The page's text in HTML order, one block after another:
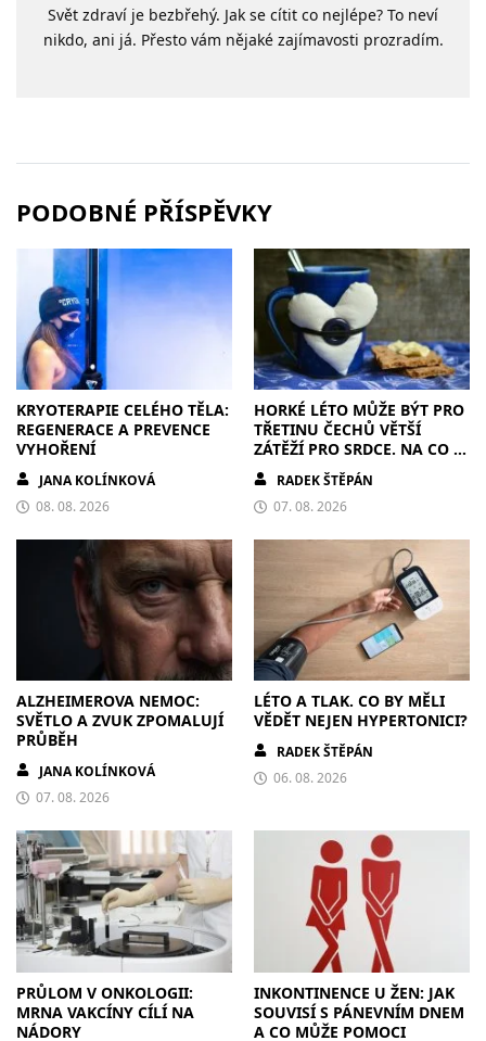
Svět zdraví je bezbřehý. Jak se cítit co nejlépe? To neví
nikdo, ani já. Přesto vám nějaké zajímavosti prozradím.
PODOBNÉ PŘÍSPĚVKY
KRYOTERAPIE CELÉHO TĚLA:
REGENERACE A PREVENCE
VYHOŘENÍ
JANA KOLÍNKOVÁ
08. 08. 2026
HORKÉ LÉTO MŮŽE BÝT PRO
TŘETINU ČECHŮ VĚTŠÍ
ZÁTĚŽÍ PRO SRDCE. NA CO SI
DÁT POZOR?
RADEK ŠTĚPÁN
07. 08. 2026
ALZHEIMEROVA NEMOC:
SVĚTLO A ZVUK ZPOMALUJÍ
PRŮBĚH
JANA KOLÍNKOVÁ
07. 08. 2026
LÉTO A TLAK. CO BY MĚLI
VĚDĚT NEJEN HYPERTONICI?
RADEK ŠTĚPÁN
06. 08. 2026
PRŮLOM V ONKOLOGII:
MRNA VAKCÍNY CÍLÍ NA
NÁDORY
INKONTINENCE U ŽEN: JAK
SOUVISÍ S PÁNEVNÍM DNEM
A CO MŮŽE POMOCI